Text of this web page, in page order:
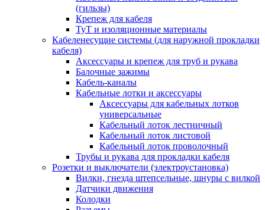
(гильзы)
Крепеж для кабеля
ТуТ и изоляционные материалы
Кабеленесущие системы (для наружной прокладки
кабеля)
Аксессуары и крепеж для труб и рукава
Балочные зажимы
Кабель-каналы
Кабельные лотки и аксессуары
Аксессуары для кабельных лотков
универсальные
Кабельный лоток лестничный
Кабельный лоток листовой
Кабельный лоток проволочный
Трубы и рукава для прокладки кабеля
Розетки и выключатели (электроустановка)
Вилки, гнезда штепсельные, шнуры с вилкой
Датчики движения
Колодки